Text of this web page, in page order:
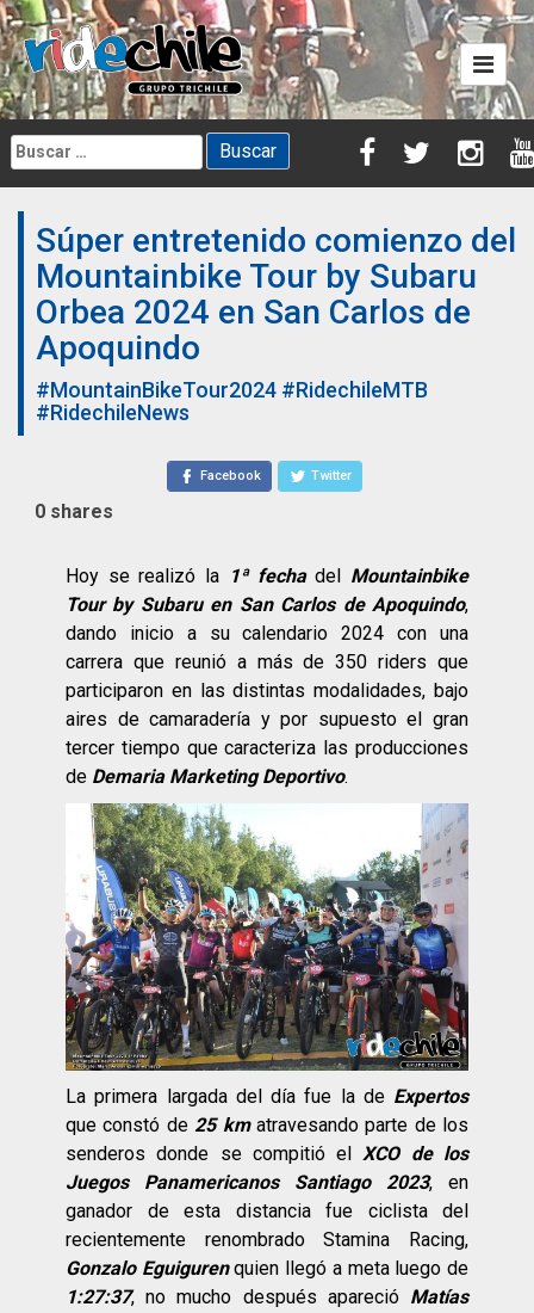
Skip
to
content
Buscar:
Súper entretenido comienzo del
Mountainbike Tour by Subaru
Orbea 2024 en San Carlos de
Apoquindo
#MountainBikeTour2024 #RidechileMTB
#RidechileNews
Facebook Twitter
0 shares
Hoy se realizó la 1ª fechadel Mountainbike
Tour by Subaru en San Carlos de Apoquindo,
dando inicio a su calendario 2024 con una
carrera que reunió a más de 350 riders que
participaron en las distintas modalidades, bajo
aires de camaradería y por supuesto el gran
tercer tiempo que caracteriza las producciones
de Demaria Marketing Deportivo.
La primera largada del día fue la de Expertos
que constó de 25 kmatravesando parte de los
senderos donde se compitió elXCO de los
Juegos Panamericanos Santiago 2023, en
ganador de esta distancia fue ciclista del
recientemente renombrado Stamina Racing,
Gonzalo Eguigurenquien llegó a meta luego de
1:27:37, no mucho después apareció Matías